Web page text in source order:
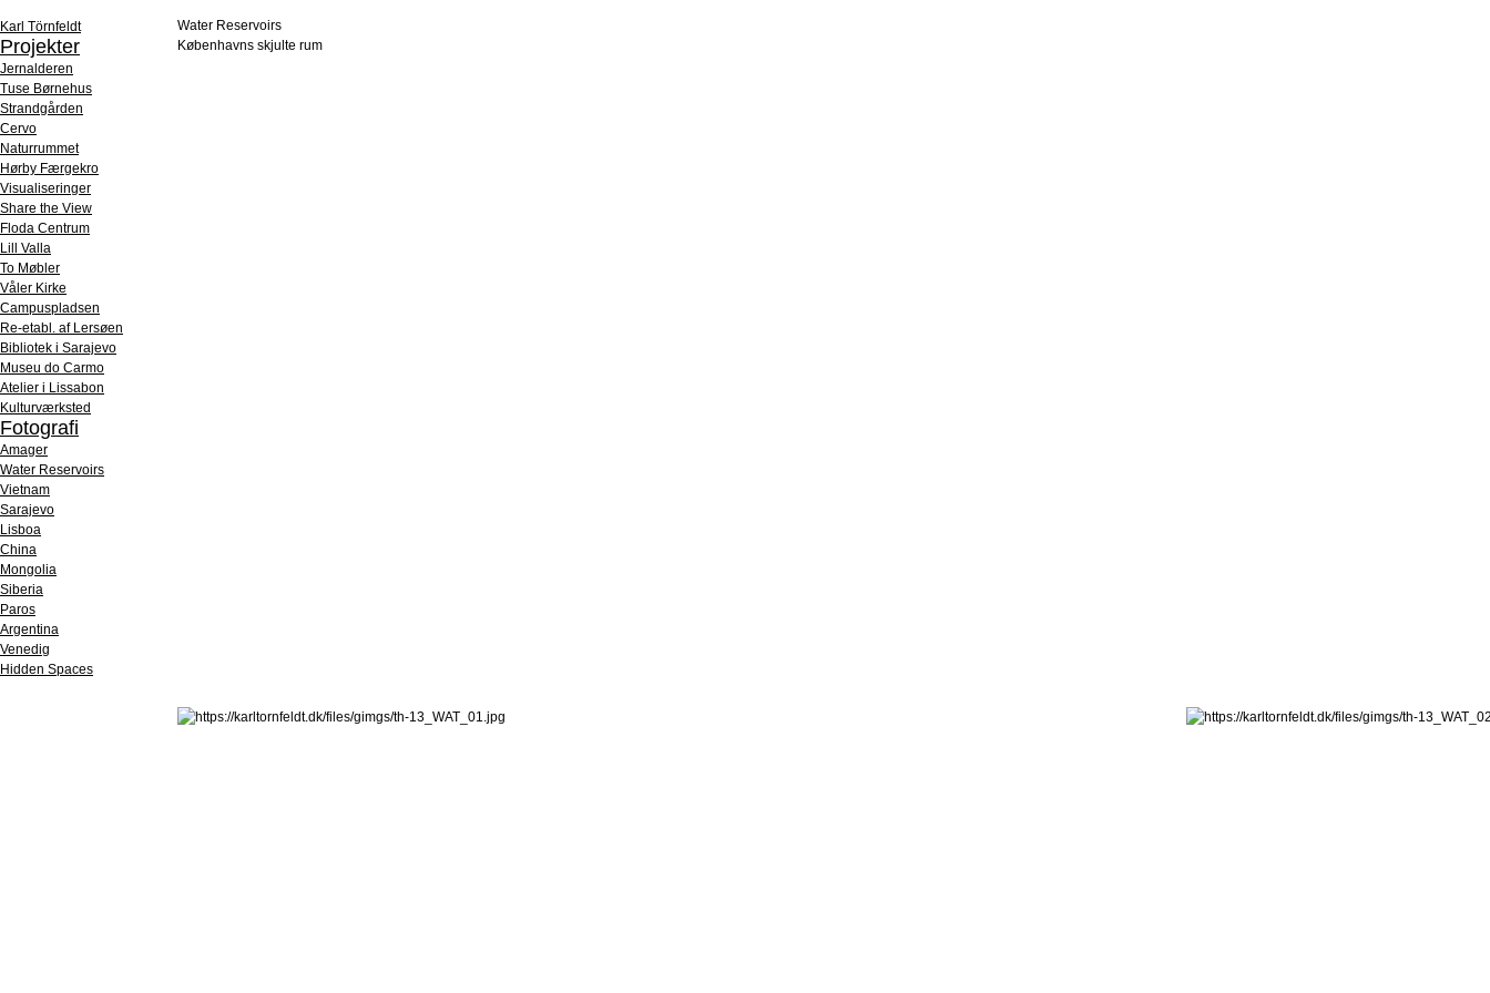
Karl Törnfeldt
Projekter
Jernalderen
Tuse Børnehus
Strandgården
Cervo
Naturrummet
Hørby Færgekro
Visualiseringer
Share the View
Floda Centrum
Lill Valla
To Møbler
Våler Kirke
Campuspladsen
Re-etabl. af Lersøen
Bibliotek i Sarajevo
Museu do Carmo
Atelier i Lissabon
Kulturværksted
Fotografi
Amager
Water Reservoirs
Vietnam
Sarajevo
Lisboa
China
Mongolia
Siberia
Paros
Argentina
Venedig
Hidden Spaces
Water Reservoirs
Københavns skjulte rum